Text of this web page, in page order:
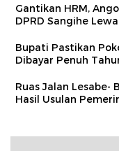
Gantikan HRM,
DPRD Sangihe
Bupati Pastikan
Dibayar Penuh
Ruas Jalan Lesabe-
Hasil Usulan